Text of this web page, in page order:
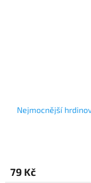
Nejmocnější
79 Kč